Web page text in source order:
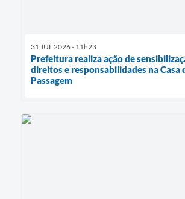
31 JUL 2026 - 11h23
Prefeitura realiza ação de
direitos e responsabilidades na Casa
Passagem